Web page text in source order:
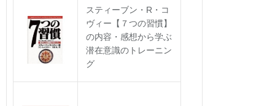
スティーブン・R・コ
ヴィー【７つの習慣】
の内容・感想から学ぶ
潜在意識のトレーニン
グ